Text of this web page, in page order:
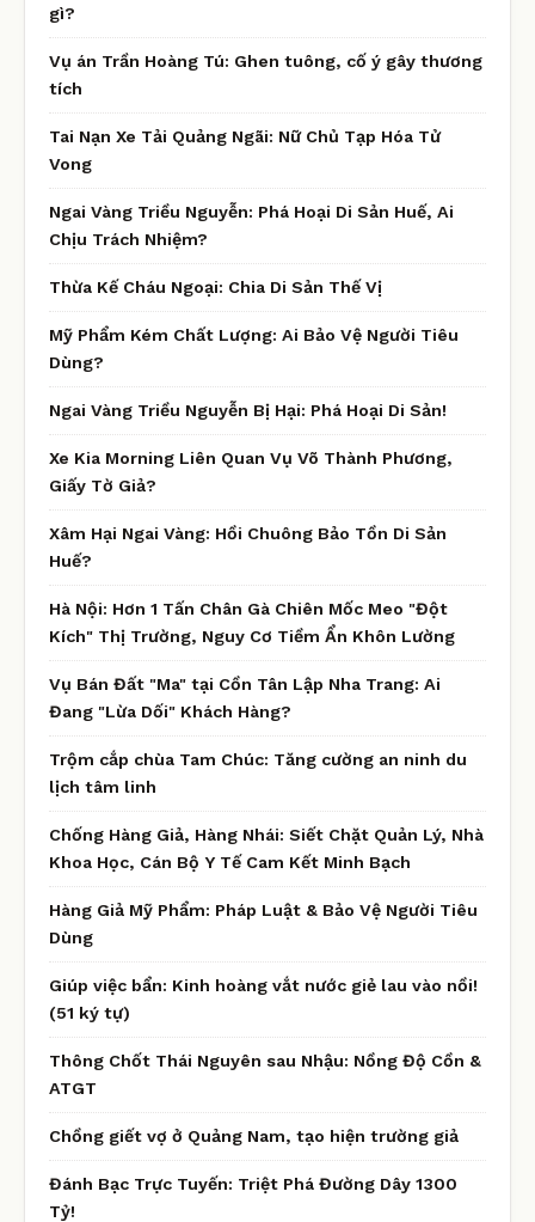
gì?
Vụ án Trần Hoàng Tú: Ghen tuông, cố ý gây thương
tích
Tai Nạn Xe Tải Quảng Ngãi: Nữ Chủ Tạp Hóa Tử
Vong
Ngai Vàng Triều Nguyễn: Phá Hoại Di Sản Huế, Ai
Chịu Trách Nhiệm?
Thừa Kế Cháu Ngoại: Chia Di Sản Thế Vị
Mỹ Phẩm Kém Chất Lượng: Ai Bảo Vệ Người Tiêu
Dùng?
Ngai Vàng Triều Nguyễn Bị Hại: Phá Hoại Di Sản!
Xe Kia Morning Liên Quan Vụ Võ Thành Phương,
Giấy Tờ Giả?
Xâm Hại Ngai Vàng: Hồi Chuông Bảo Tồn Di Sản
Huế?
Hà Nội: Hơn 1 Tấn Chân Gà Chiên Mốc Meo "Đột
Kích" Thị Trường, Nguy Cơ Tiềm Ẩn Khôn Lường
Vụ Bán Đất "Ma" tại Cồn Tân Lập Nha Trang: Ai
Đang "Lừa Dối" Khách Hàng?
Trộm cắp chùa Tam Chúc: Tăng cường an ninh du
lịch tâm linh
Chống Hàng Giả, Hàng Nhái: Siết Chặt Quản Lý, Nhà
Khoa Học, Cán Bộ Y Tế Cam Kết Minh Bạch
Hàng Giả Mỹ Phẩm: Pháp Luật & Bảo Vệ Người Tiêu
Dùng
Giúp việc bẩn: Kinh hoàng vắt nước giẻ lau vào nồi!
(51 ký tự)
Thông Chốt Thái Nguyên sau Nhậu: Nồng Độ Cồn &
ATGT
Chồng giết vợ ở Quảng Nam, tạo hiện trường giả
Đánh Bạc Trực Tuyến: Triệt Phá Đường Dây 1300
Tỷ!